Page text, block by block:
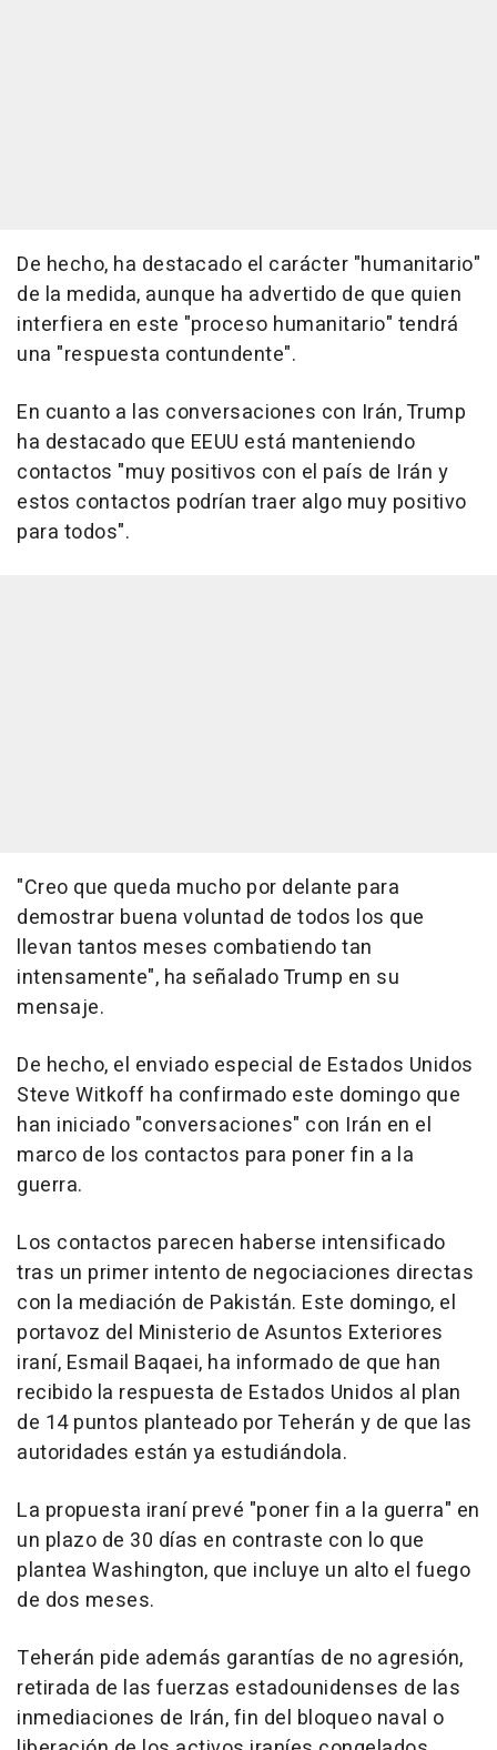
De hecho, ha destacado el carácter "humanitario"
de la medida, aunque ha advertido de que quien
interfiera en este "proceso humanitario" tendrá
una "respuesta contundente".
En cuanto a las conversaciones con Irán, Trump
ha destacado que EEUU está manteniendo
contactos "muy positivos con el país de Irán y
estos contactos podrían traer algo muy positivo
para todos".
"Creo que queda mucho por delante para
demostrar buena voluntad de todos los que
llevan tantos meses combatiendo tan
intensamente", ha señalado Trump en su
mensaje.
De hecho, el enviado especial de Estados Unidos
Steve Witkoff ha confirmado este domingo que
han iniciado "conversaciones" con Irán en el
marco de los contactos para poner fin a la
guerra.
Los contactos parecen haberse intensificado
tras un primer intento de negociaciones directas
con la mediación de Pakistán. Este domingo, el
portavoz del Ministerio de Asuntos Exteriores
iraní, Esmail Baqaei, ha informado de que han
recibido la respuesta de Estados Unidos al plan
de 14 puntos planteado por Teherán y de que las
autoridades están ya estudiándola.
La propuesta iraní prevé "poner fin a la guerra" en
un plazo de 30 días en contraste con lo que
plantea Washington, que incluye un alto el fuego
de dos meses.
Teherán pide además garantías de no agresión,
retirada de las fuerzas estadounidenses de las
inmediaciones de Irán, fin del bloqueo naval o